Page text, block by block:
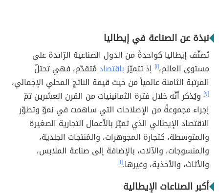
نبذة عن الصناعة في إيطاليا
تُصنّف إيطاليا كواحدةً من الدول الصناعية الرّائدة على
مستوى العالم،[١] إذ تتميّزباقتصادمُتقدّم، فهي تحتلّ
المرتبة الثامنة عالمياً من حيث قيمة الناتج المحلي الإجمالي،
[٢]
ويُذكر أنّه خلال فترة الثمانينيات من القرن العشرين تمّ
إجراء مجموعةً من الإصلاحات التي ساهمت في نموّ وتطوّر
الاقتصاد الإيطالي الذي تميّز بالأعمال التجارية الصغيرة
والمتوسطة، كتجارة المجوهرات، والمُنتجات الجلدية،
والمنسوجات، والآلات، بالإضافة إلى صناعة الملابس،
والأثاث، والأحذية، وغيرها.[١]
أكبر الصناعات الإيطالية